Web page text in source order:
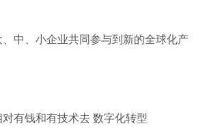
中、小企业共同参与到新的全球化产
有钱和有技术去 数字化转型